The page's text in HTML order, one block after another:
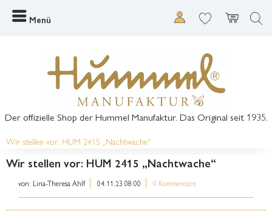
Menü
Der offizielle Shop der Hummel Manufaktur. Das Original seit 1935.
Wir stellen vor: HUM 2415 „Nachtwache“
Wir stellen vor: HUM 2415 „Nachtwache“
von: Lina-Theresa Ahlf 04.11.23 08:00 0 Kommentare